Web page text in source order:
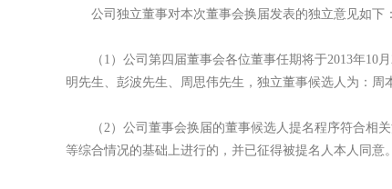
公司独立董事对本次董事会换届发表的独立意见如下：
（1）公司第四届董事会各位董事任期将于2013年10月
明先生、彭波先生、周思伟先生，独立董事候选人为：周
（2）公司董事会换届的董事候选人提名程序符合相关
等综合情况的基础上进行的，并已征得被提名人本人同意。